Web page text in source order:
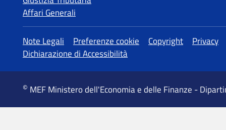
Affari Generali
MEF Ministero dell'Economia e delle Finanze -